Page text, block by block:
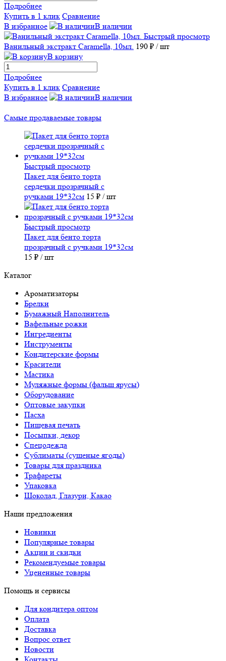
Подробнее
Купить в 1 клик Сравнение
В избранное
В наличии
Быстрый просмотр
Ванильный экстракт Caramella, 10мл. 190 ₽ / шт
В корзину
Подробнее
Купить в 1 клик Сравнение
В избранное
В наличии
Самые продаваемые товары
Быстрый просмотр
Пакет для бенто торта
сердечки прозрачный с
ручками 19*32см 15 ₽ / шт
Быстрый просмотр
Пакет для бенто торта
прозрачный с ручками 19*32см
15 ₽ / шт
Каталог
Ароматизаторы
Брелки
Бумажный Наполнитель
Вафельные рожки
Ингредиенты
Инструменты
Кондитерские формы
Красители
Мастика
Муляжные формы (фальш ярусы)
Оборудование
Оптовые закупки
Пасха
Пищевая печать
Посыпки, декор
Спецодежда
Сублиматы (сушеные ягоды)
Товары для праздника
Трафареты
Упаковка
Шоколад, Глазури, Какао
Наши предложения
Новинки
Популярные товары
Акции и скидки
Рекомендуемые товары
Уцененные товары
Помощь и сервисы
Для кондитера оптом
Оплата
Доставка
Вопрос ответ
Новости